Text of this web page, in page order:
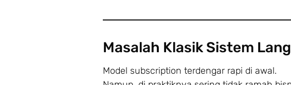
Masalah Klasik Sistem
Model subscription terdengar rapi di awal.